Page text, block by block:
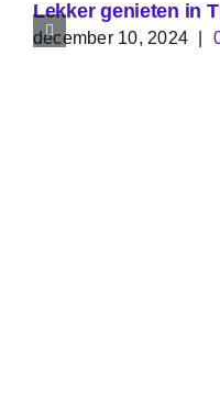
Lekker genieten in
december 10, 2024